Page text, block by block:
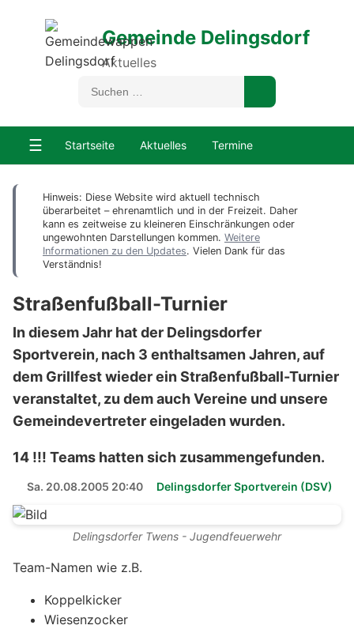
Gemeinde Delingsdorf
Aktuelles
☰ Startseite Aktuelles Termine
Hinweis: Diese Website wird aktuell technisch
überarbeitet – ehrenamtlich und in der Freizeit. Daher
kann es zeitweise zu kleineren Einschränkungen oder
ungewohnten Darstellungen kommen. Weitere
Informationen zu den Updates. Vielen Dank für das
Verständnis!
Straßenfußball-Turnier
In diesem Jahr hat der Delingsdorfer
Sportverein, nach 3 enthaltsamen Jahren, auf
dem Grillfest wieder ein Straßenfußball-Turnier
veranstaltet, zu dem auch Vereine und unsere
Gemeindevertreter eingeladen wurden.
14 !!! Teams hatten sich zusammengefunden.
Sa. 20.08.2005 20:40 Delingsdorfer Sportverein (DSV)
Delingsdorfer Twens - Jugendfeuerwehr
Team-Namen wie z.B.
Koppelkicker
Wiesenzocker